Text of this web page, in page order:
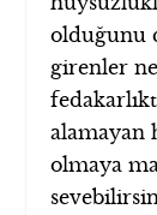
olduğunu
girenler
alamayan
olmaya